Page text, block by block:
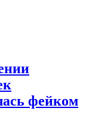
фейком